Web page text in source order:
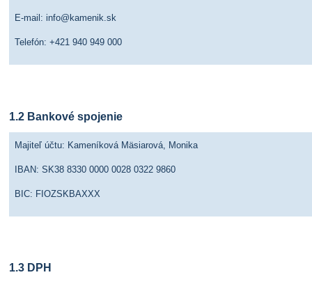
E-mail: info@kamenik.sk
Telefón: +421 940 949 000
1.2 Bankové spojenie
Majiteľ účtu: Kameníková Mäsiarová, Monika
IBAN: SK38 8330 0000 0028 0322 9860
BIC: FIOZSKBAXXX
1.3 DPH